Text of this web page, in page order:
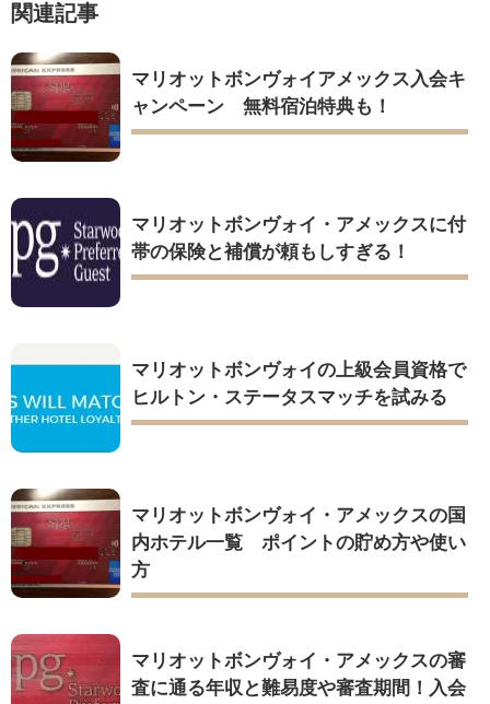
関連記事
マリオットボンヴォイアメックス入会キ
ャンペーン 無料宿泊特典も！
マリオットボンヴォイ・アメックスに付
帯の保険と補償が頼もしすぎる！
マリオットボンヴォイの上級会員資格で
ヒルトン・ステータスマッチを試みる
マリオットボンヴォイ・アメックスの国
内ホテル一覧 ポイントの貯め方や使い
方
マリオットボンヴォイ・アメックスの審
査に通る年収と難易度や審査期間！入会